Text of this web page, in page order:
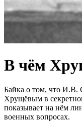
В чём
Байка о том, что И.В.
Хрущёвым в
показывает на нём
военных вопросах.